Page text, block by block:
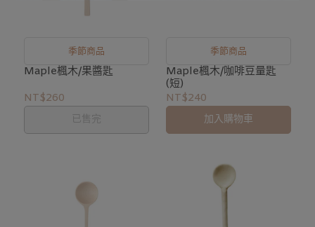
季節商品
Maple楓木/果醬匙
NT$260
已售完
季節商品
Maple楓木/咖啡豆量匙
(短)
NT$240
加入購物車